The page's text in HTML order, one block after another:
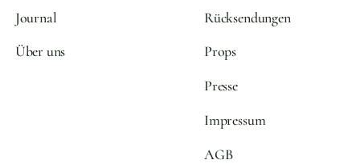
Journal
Über uns
Rücksendungen
Props
Presse
Impressum
AGB